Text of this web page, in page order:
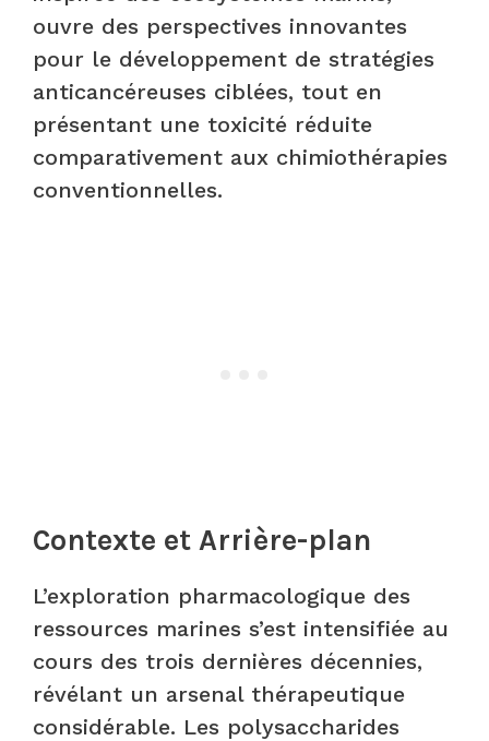
ouvre des perspectives innovantes
pour le développement de stratégies
anticancéreuses ciblées, tout en
présentant une toxicité réduite
comparativement aux chimiothérapies
conventionnelles.
Contexte et Arrière-plan
L’exploration pharmacologique des
ressources marines s’est intensifiée au
cours des trois dernières décennies,
révélant un arsenal thérapeutique
considérable. Les polysaccharides